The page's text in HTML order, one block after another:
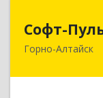
Софт-
Горно-Алтайск